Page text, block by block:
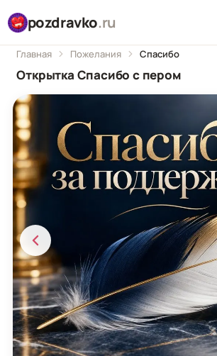
pozdravko.ru
Главная Пожелания Спасибо
Открытка Спасибо с пером